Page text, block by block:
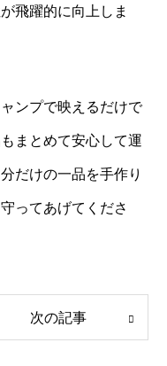
飛躍的に向上しま
ンプで映えるだけで
まとめて安心して運
だけの一品を手作り
ってあげてくださ
次の記事